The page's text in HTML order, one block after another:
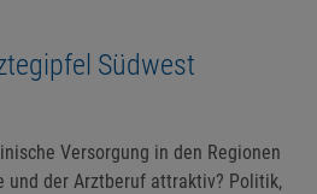
Südwest
Versorgung in den Regionen
und der Arztberuf attraktiv? Politik,